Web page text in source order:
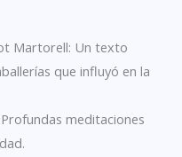
Martorell: Un texto
que influyó en la
meditaciones